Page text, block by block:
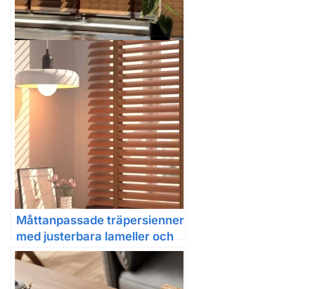
Träpersienner med manuell
styrning och justerbara
lameller för hem och kontor
Måttanpassade träpersienner
med justerbara lameller och
smart styrning